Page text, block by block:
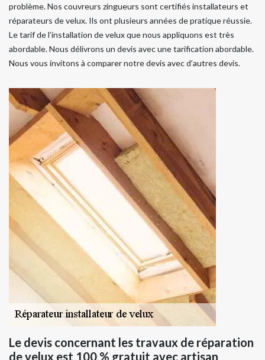
problème. Nos couvreurs zingueurs sont certifiés installateurs et
réparateurs de velux. Ils ont plusieurs années de pratique réussie.
Le tarif de l’installation de velux que nous appliquons est très
abordable. Nous délivrons un devis avec une tarification abordable.
Nous vous invitons à comparer notre devis avec d’autres devis.
Le devis concernant les travaux de réparation
de velux est 100 % gratuit avec artisan